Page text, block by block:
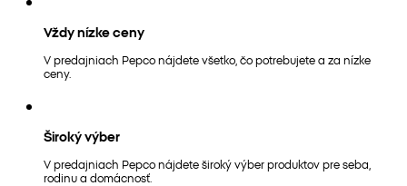
Vždy nízke ceny
V predajniach Pepco nájdete všetko, čo potrebujete a za nízke
ceny.
Široký výber
V predajniach Pepco nájdete široký výber produktov pre seba,
rodinu a domácnosť.